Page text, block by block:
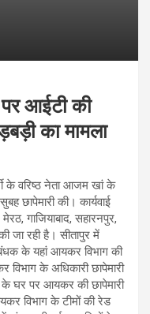
आईटी की
का मामला
के वरिष्ठ नेता आजम खां के
छापेमारी की। कार्यवाई
गाजियाबाद, सहारनपुर,
जा रही है। सीतापुर में
के यहां आयकर विभाग की
विभाग के अधिकारी छापेमारी
घर पर आयकर की छापेमारी
विभाग के टीमों की रेड